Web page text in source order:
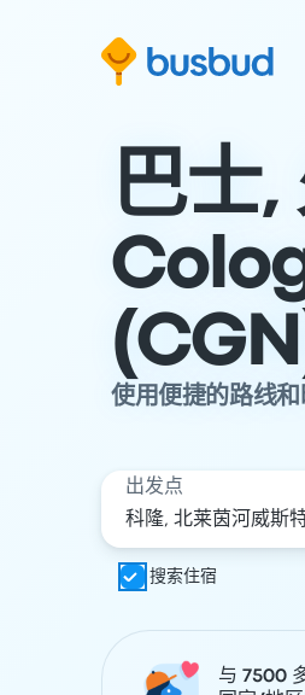
巴士,
使用便捷的路线
出发点
搜索住宿
与 7500